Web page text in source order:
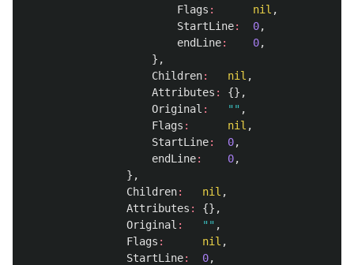
Flags : nil ,
StartLine: 0,
endLine: 0,
},
Children: nil ,
Attributes :
{},
Original : "" ,
Flags : nil ,
StartLine: 0,
endLine: 0,
},
Children: nil ,
Attributes :
{},
Original : "" ,
Flags : nil ,
StartLine: 0,